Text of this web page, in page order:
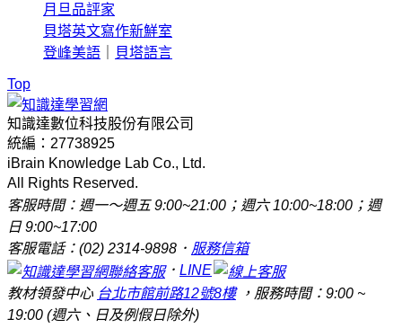
月旦品評家
貝塔英文寫作新鮮室
登峰美語
貝塔語言
Top
知識達數位科技股份有限公司
統編：27738925
iBrain Knowledge Lab Co., Ltd.
All Rights Reserved.
客服時間：週一～週五 9:00~21:00；週六 10:00~18:00；週
日 9:00~17:00
客服電話：(02) 2314-9898． 服務信箱
． LINE
教材領發中心 台北市館前路12號8樓，服務時間：9:00 ~
19:00 (週六、日及例假日除外)